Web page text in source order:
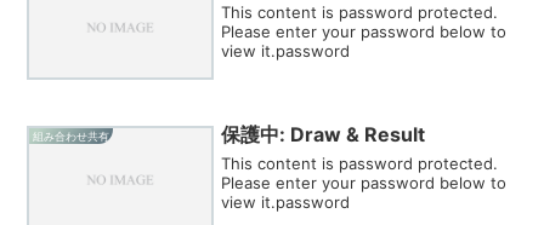
This content is password protected.
Please enter your password below to
view it.password
組み合わせ共有 保護中: Draw & Result
This content is password protected.
Please enter your password below to
view it.password